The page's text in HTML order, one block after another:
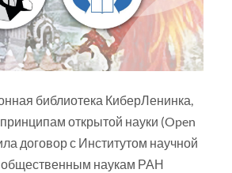
библиотека КиберЛенинка,
открытой науки (Open
договор с Институтом научной
наукам РАН